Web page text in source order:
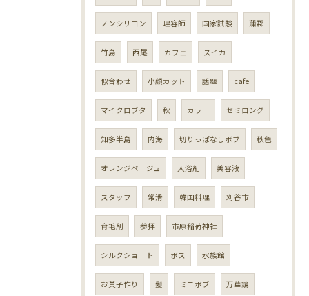
ノンシリコン 理容師 国家試験 蒲郡
竹島 西尾 カフェ スイカ
似合わせ 小顔カット 話題 cafe
マイクロブタ 秋 カラー セミロング
知多半島 内海 切りっぱなしボブ 秋色
オレンジベージュ 入浴剤 美容液
スタッフ 常滑 韓国料理 刈谷市
育毛剤 参拝 市原稲荷神社
シルクショート ボス 水族館
お菓子作り 髪 ミニボブ 万華鏡